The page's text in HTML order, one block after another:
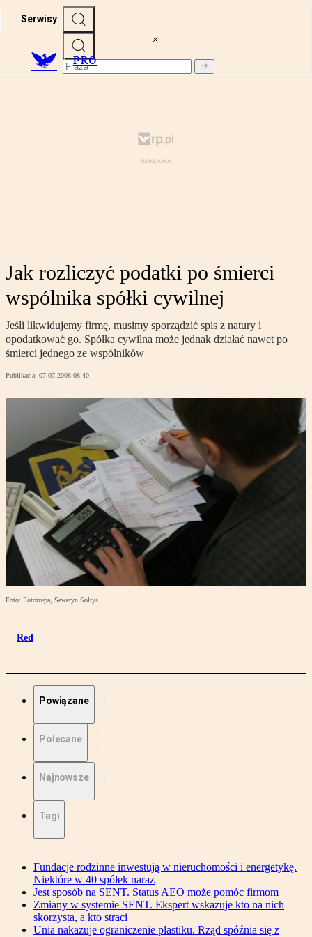
Serwisy
PRO
Jak rozliczyć podatki po śmierci
wspólnika spółki cywilnej
Jeśli likwidujemy firmę, musimy sporządzić spis z natury i
opodatkować go. Spółka cywilna może jednak działać nawet po
śmierci jednego ze wspólników
Publikacja: 07.07.2008 08:40
Foto: Fotorzepa, Seweryn Sołtys
Red
Powiązane
Polecane
Najnowsze
Tagi
Fundacje rodzinne inwestują w nieruchomości i energetykę.
Niektóre w 40 spółek naraz
Jest sposób na SENT. Status AEO może pomóc firmom
Zmiany w systemie SENT. Ekspert wskazuje kto na nich
skorzysta, a kto straci
Unia nakazuje ograniczenie plastiku. Rząd spóźnia się z